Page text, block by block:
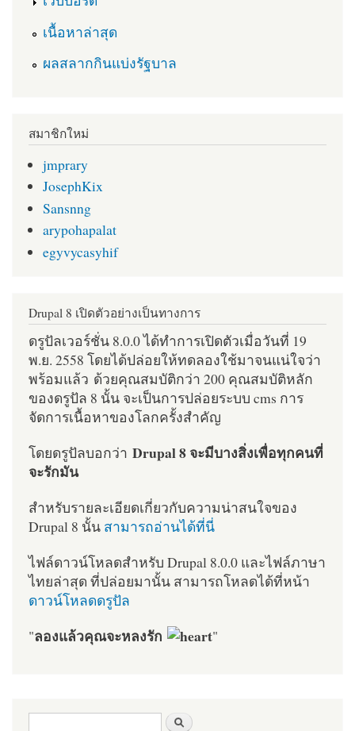
เนื้อหาล่าสุด
ผลสลากกินแบ่งรัฐบาล
สมาชิกใหม่
jmprary
JosephKix
Sansnng
arypohapalat
egyvycasyhif
Drupal 8 เปิดตัวอย่างเป็นทางการ
ดรูปัลเวอร์ชั่น 8.0.0 ได้ทำการเปิดตัวเมื่อวันที่ 19
พ.ย. 2558 โดยได้ปล่อยให้ทดลองใช้มาจนแน่ใจว่า
พร้อมแล้ว ด้วยคุณสมบัติกว่า 200 คุณสมบัติหลัก
ของดรูปัล 8 นั้น จะเป็นการปล่อยระบบ cms การ
จัดการเนื้อหาของโลกครั้งสำคัญ
โดยดรูปัลบอกว่า Drupal 8 จะมีบางสิ่งเพื่อทุกคนที่
จะรักมัน
สำหรับรายละเอียดเกี่ยวกับความน่าสนใจของ
Drupal 8 นั้น สามารถอ่านได้ที่นี่
ไฟล์ดาวน์โหลดสำหรับ Drupal 8.0.0 และไฟล์ภาษา
ไทยล่าสุด ที่ปล่อยมานั้น สามารถโหลดได้ที่หน้า
ดาวน์โหลดดรูปัล
"ลองแล้วคุณจะหลงรัก "
ฟอร์มค้นหา